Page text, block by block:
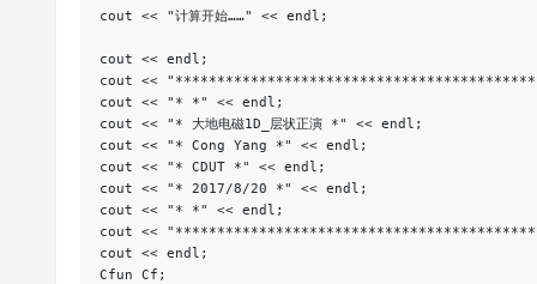
cout << "计算开始……" << endl;
cout << endl;
cout <<
cout << "* *" << endl;
cout << "* 大地电磁1D_层状正演 *" << endl;
cout << "* Cong Yang *" << endl;
cout << "* CDUT *" << endl;
cout << "* 2017/8/20 *" << endl;
cout << "* *" << endl;
cout <<
cout << endl;
Cfun Cf;